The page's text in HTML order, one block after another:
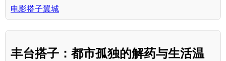
电影搭子翼城
丰台搭子：都市孤独的解药与生活温